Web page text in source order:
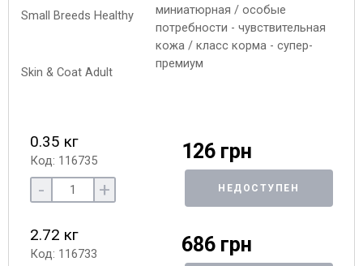
миниатюрная / особые
потребности - чувствительная
кожа / класс корма - супер-
премиум
0.35 кг
Код: 116735 126 грн
- + НЕДОСТУПЕН
2.72 кг
Код: 116733 686 грн